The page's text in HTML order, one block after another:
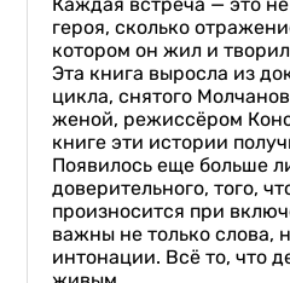
героя, сколько
котором он жил и
Эта книга выросла из
цикла, снятого
женой, режиссёром
книге эти истории
Появилось еще больше
доверительного, того,
произносится при
важны не только слова,
интонации. Всё то, что